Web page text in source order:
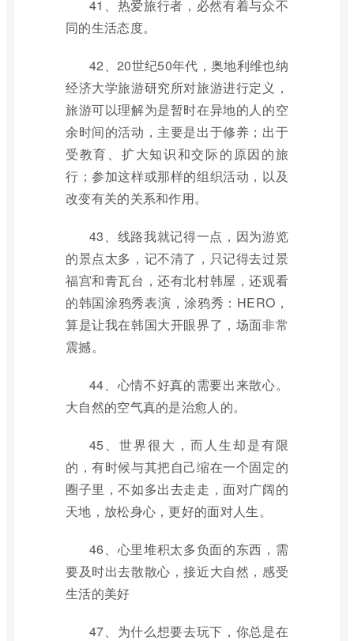
41、热爱旅行者，必然有着与众不
同的生活态度。
42、20世纪50年代，奥地利维也纳
经济大学旅游研究所对旅游进行定义，
旅游可以理解为是暂时在异地的人的空
余时间的活动，主要是出于修养；出于
受教育、扩大知识和交际的原因的旅
行；参加这样或那样的组织活动，以及
改变有关的关系和作用。
43、线路我就记得一点，因为游览
的景点太多，记不清了，只记得去过景
福宫和青瓦台，还有北村韩屋，还观看
的韩国涂鸦秀表演，涂鸦秀：HERO，
算是让我在韩国大开眼界了，场面非常
震撼。
44、心情不好真的需要出来散心。
大自然的空气真的是治愈人的。
45、世界很大，而人生却是有限
的，有时候与其把自己缩在一个固定的
圈子里，不如多出去走走，面对广阔的
天地，放松身心，更好的面对人生。
46、心里堆积太多负面的东西，需
要及时出去散散心，接近大自然，感受
生活的美好
47、为什么想要去玩下，你总是在